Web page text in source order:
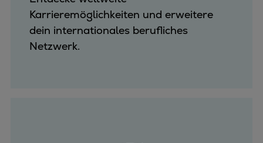
Karrieremöglichkeiten und erweitere
dein internationales berufliches
Netzwerk.